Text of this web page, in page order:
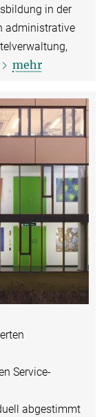
in der
administrative
mehr
Service-
abgestimmt